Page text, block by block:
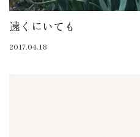
遠くにいても
2017.04.18